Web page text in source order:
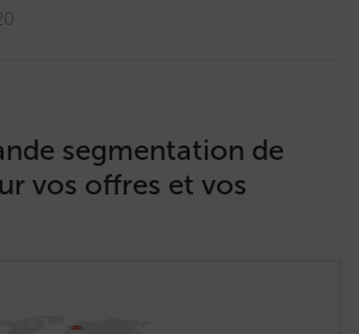
segmentation de
vos offres et vos